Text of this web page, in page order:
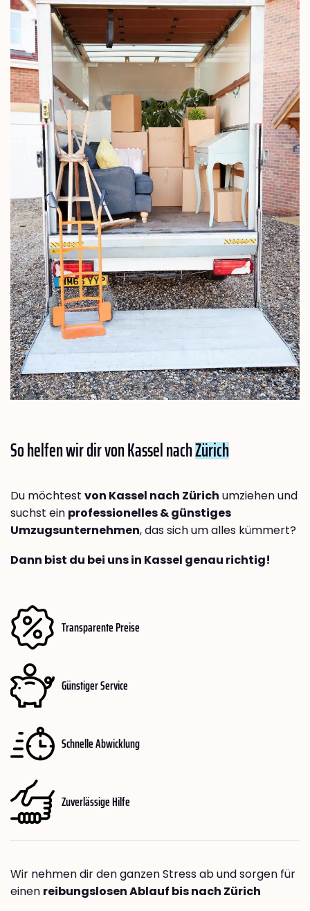
So helfen wir dir von Kassel nachZürich
Du möchtest von Kassel nach Zürich umziehen und
suchst ein professionelles & günstiges
Umzugsunternehmen, das sich um alles kümmert?
Dann bist du bei uns in Kassel genau richtig!
Transparente Preise
Günstiger Service
Schnelle Abwicklung
Zuverlässige Hilfe
Wir nehmen dir den ganzen Stress ab und sorgen für
einen reibungslosen Ablauf bis nach Zürich